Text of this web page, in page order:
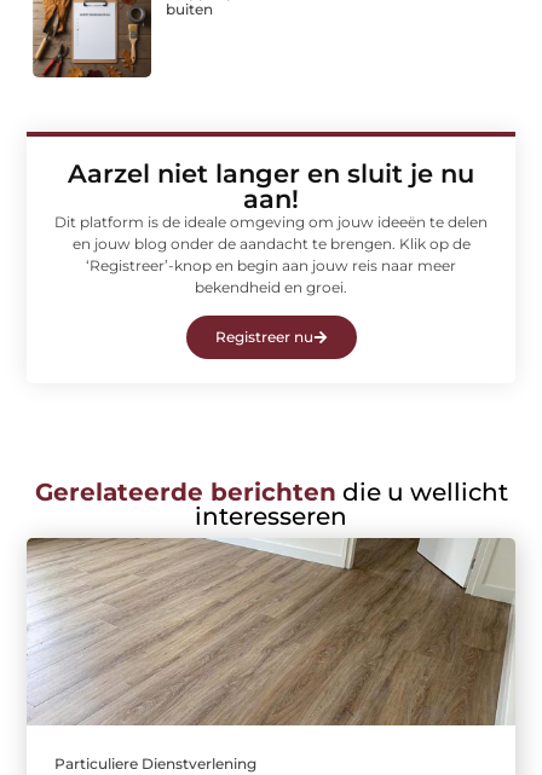
buiten
Aarzel niet langer en sluit je nu
aan!
Dit platform is de ideale omgeving om jouw ideeën te delen
en jouw blog onder de aandacht te brengen. Klik op de
‘Registreer’-knop en begin aan jouw reis naar meer
bekendheid en groei.
Registreer nu
Gerelateerde berichten die u wellicht
interesseren
Particuliere Dienstverlening